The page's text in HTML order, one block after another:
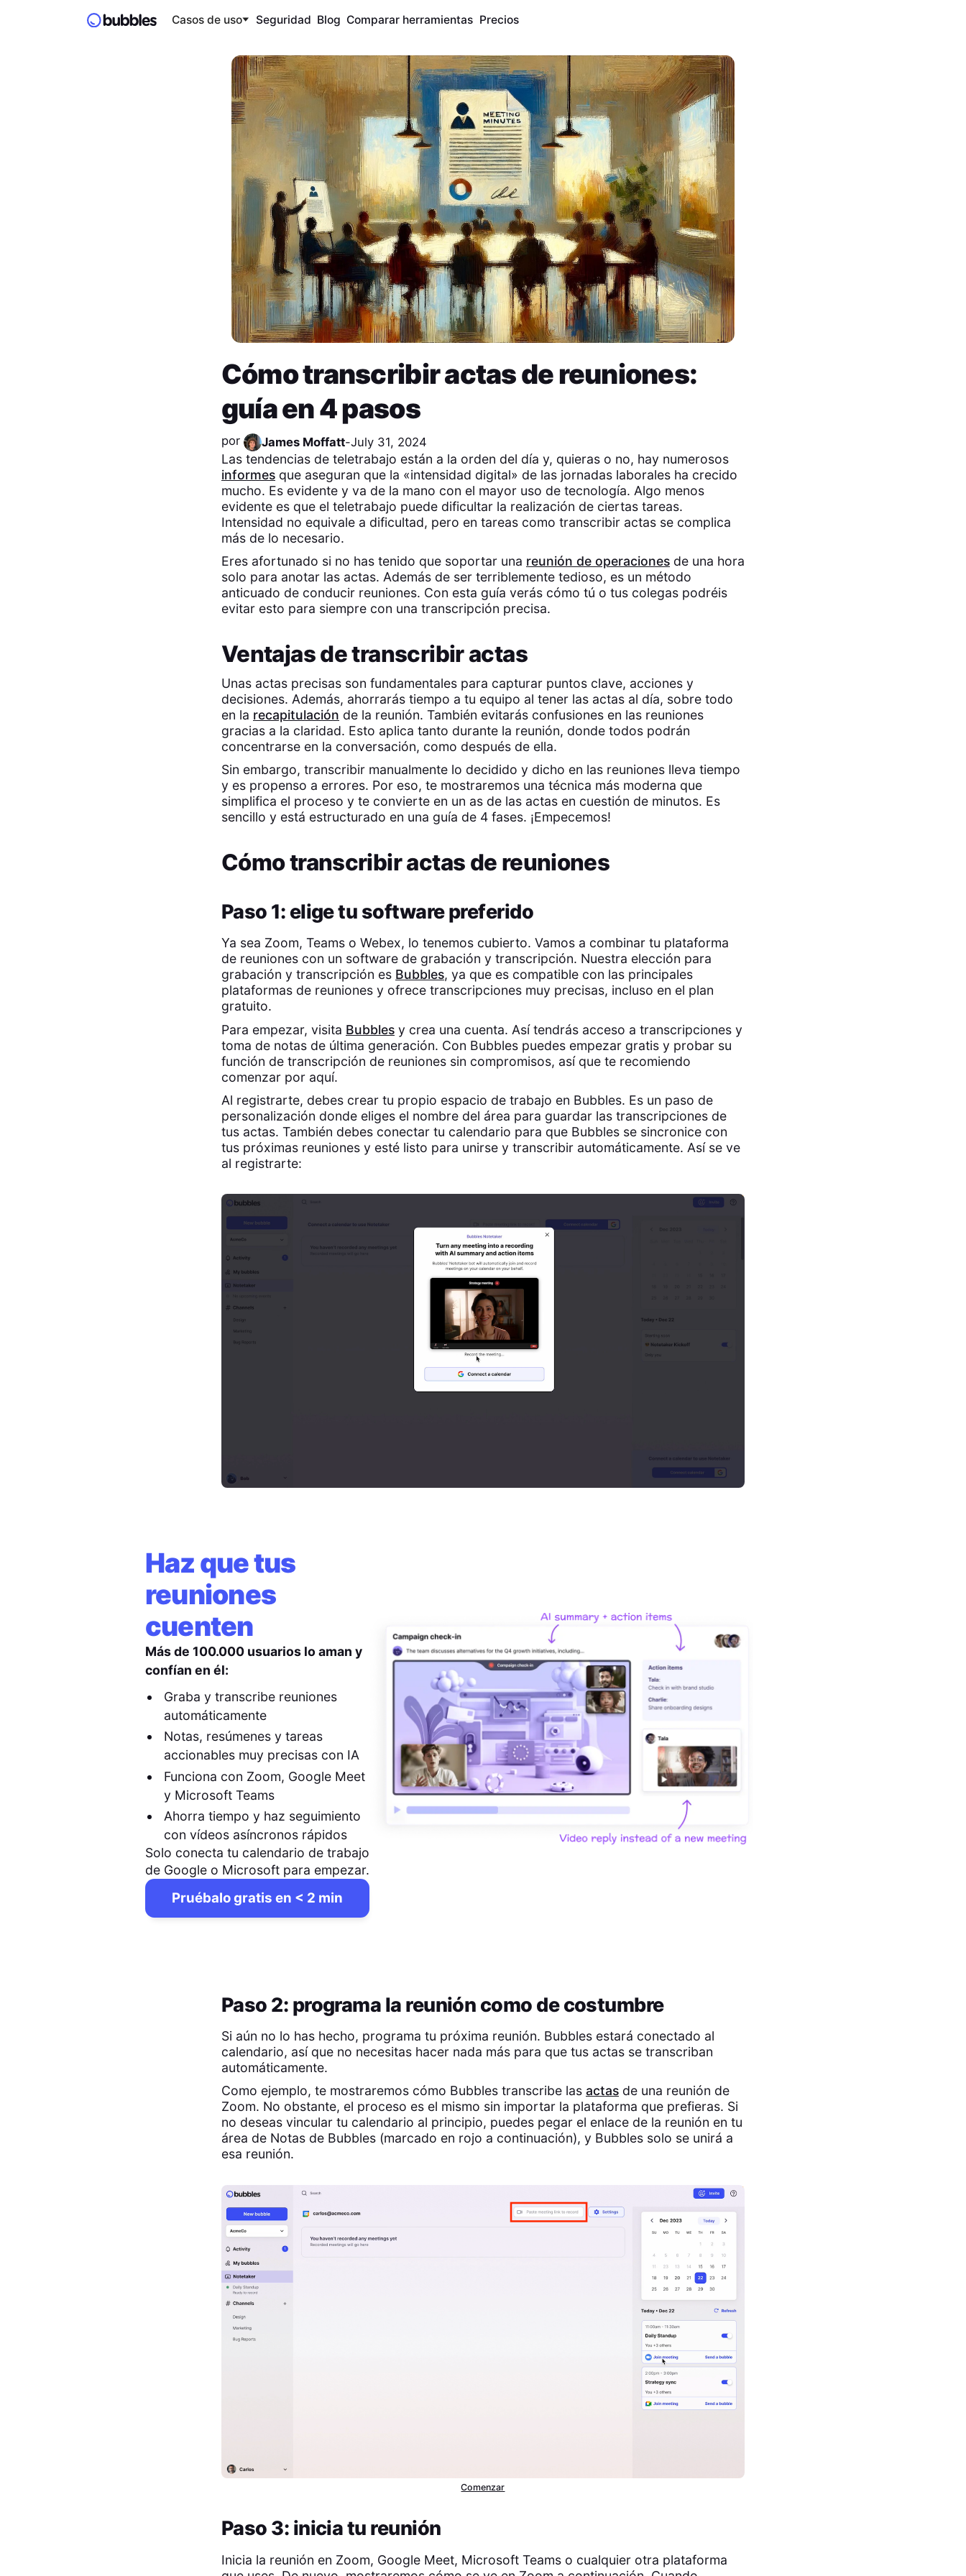
Casos de uso Seguridad Blog Comparar herramientas Precios
Cómo transcribir actas de reuniones:
guía en 4 pasos
por James Moffatt-July 31, 2024
Las tendencias de teletrabajo están a la orden del día y, quieras o no, hay numerosos
informesque aseguran que la «intensidad digital» de las jornadas laborales ha crecido
mucho. Es evidente y va de la mano con el mayor uso de tecnología. Algo menos
evidente es que el teletrabajo puede dificultar la realización de ciertas tareas.
Intensidad no equivale a dificultad, pero en tareas como transcribir actas se complica
más de lo necesario.
Eres afortunado si no has tenido que soportar una reunión de operacionesde una hora
solo para anotar las actas. Además de ser terriblemente tedioso, es un método
anticuado de conducir reuniones. Con esta guía verás cómo tú o tus colegas podréis
evitar esto para siempre con una transcripción precisa.
Ventajas de transcribir actas
Unas actas precisas son fundamentales para capturar puntos clave, acciones y
decisiones. Además, ahorrarás tiempo a tu equipo al tener las actas al día, sobre todo
en la recapitulación de la reunión. También evitarás confusiones en las reuniones
gracias a la claridad. Esto aplica tanto durante la reunión, donde todos podrán
concentrarse en la conversación, como después de ella.
Sin embargo, transcribir manualmente lo decidido y dicho en las reuniones lleva tiempo
y es propenso a errores. Por eso, te mostraremos una técnica más moderna que
simplifica el proceso y te convierte en un as de las actas en cuestión de minutos. Es
sencillo y está estructurado en una guía de 4 fases. ¡Empecemos!
Cómo transcribir actas de reuniones
Paso 1: elige tu software preferido
Ya sea Zoom, Teams o Webex, lo tenemos cubierto. Vamos a combinar tu plataforma
de reuniones con un software de grabación y transcripción. Nuestra elección para
grabación y transcripción es Bubbles, ya que es compatible con las principales
plataformas de reuniones y ofrece transcripciones muy precisas, incluso en el plan
gratuito.
Para empezar, visita Bubblesy crea una cuenta. Así tendrás acceso a transcripciones y
toma de notas de última generación. Con Bubbles puedes empezar gratis y probar su
función de transcripción de reuniones sin compromisos, así que te recomiendo
comenzar por aquí.
Al registrarte, debes crear tu propio espacio de trabajo en Bubbles. Es un paso de
personalización donde eliges el nombre del área para guardar las transcripciones de
tus actas. También debes conectar tu calendario para que Bubbles se sincronice con
tus próximas reuniones y esté listo para unirse y transcribir automáticamente. Así se ve
al registrarte:
Haz que tus
reuniones
cuenten
Más de 100.000 usuarios lo aman y
confían en él:
Graba y transcribe reuniones
automáticamente
Notas, resúmenes y tareas
accionables muy precisas con IA
Funciona con Zoom, Google Meet
y Microsoft Teams
Ahorra tiempo y haz seguimiento
con vídeos asíncronos rápidos
Solo conecta tu calendario de trabajo
de Google o Microsoft para empezar.
Pruébalo gratis en < 2 min
Paso 2: programa la reunión como de costumbre
Si aún no lo has hecho, programa tu próxima reunión. Bubbles estará conectado al
calendario, así que no necesitas hacer nada más para que tus actas se transcriban
automáticamente.
Como ejemplo, te mostraremos cómo Bubbles transcribe las actasde una reunión de
Zoom. No obstante, el proceso es el mismo sin importar la plataforma que prefieras. Si
no deseas vincular tu calendario al principio, puedes pegar el enlace de la reunión en tu
área de Notas de Bubbles (marcado en rojo a continuación), y Bubbles solo se unirá a
esa reunión.
Comenzar
Paso 3: inicia tu reunión
Inicia la reunión en Zoom, Google Meet, Microsoft Teams o cualquier otra plataforma